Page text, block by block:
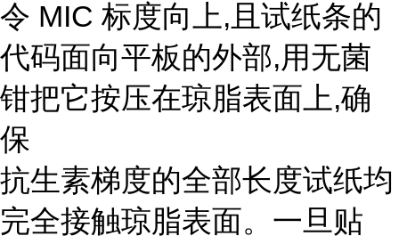
令 MIC 标度向上,且试纸条的
代码面向平板的外部,用无菌
钳把它按压在琼脂表面上,确
保
抗生素梯度的全部长度试纸均
完全接触琼脂表面。一旦贴